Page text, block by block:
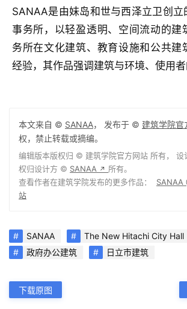
SANAA是由妹岛和世与西泽立卫创立
事务所，以轻盈透明、空间流动的建
务所在文化建筑、教育设施和公共建
经验，其作品强调建筑与环境、使用者
本文来自 © SANAA， 发布于 © 建筑学院官
权，禁止转载或摘编。
编辑版本版权归 © 建筑学院官方网站 所有， 设
权归设计方 © SANAA ↗ 所有。
查看作者在建筑学院发布的更多作品： SANAA
站
SANAA The New Hitachi City Hall
政府办公建筑
日立市建筑
下载原图